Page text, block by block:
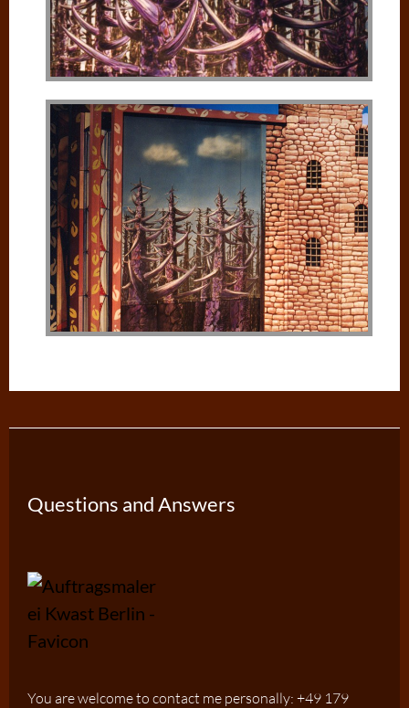
Questions and Answers
You are welcome to contact me personally: +49 179